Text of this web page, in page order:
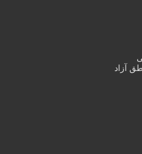
آزاد